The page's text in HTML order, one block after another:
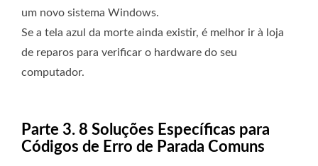
um novo sistema Windows.
Se a tela azul da morte ainda existir, é melhor ir à loja
de reparos para verificar o hardware do seu
computador.
Parte 3. 8 Soluções Específicas para
Códigos de Erro de Parada Comuns